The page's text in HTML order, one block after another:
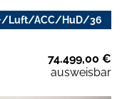
Luft/ACC/HuD/36
74.499,00 €
ausweisbar